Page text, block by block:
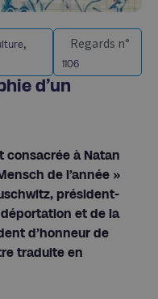
, Regards n°
1106
d’un
consacrée à Natan
de l’année »
président-
et de la
d’honneur de
traduite en